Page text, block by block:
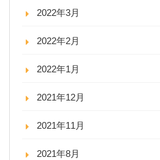
2022年3月
2022年2月
2022年1月
2021年12月
2021年11月
2021年8月